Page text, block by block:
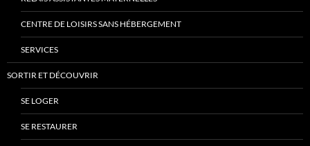
CENTRE DE LOISIRS SANS HÉBERGEMENT
SERVICES
SORTIR ET DÉCOUVRIR
SE LOGER
SE RESTAURER